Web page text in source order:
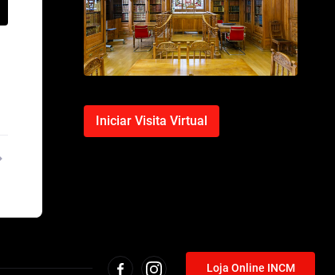
Iniciar Visita Virtual
Loja Online INCM